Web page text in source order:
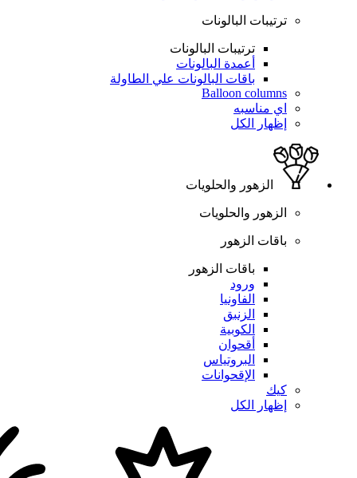
ترتيبات البالونات
ترتيبات البالونات
أعمدة البالونات
باقات البالونات علي الطاولة
Balloon columns
اي مناسبه
إظهار الكل
الزهور والحلويات
الزهور والحلويات
باقات الزهور
باقات الزهور
ورود
الفاونيا
الزنبق
الكوبية
أقحوان
البروتياس
الإقحوانات
كيك
إظهار الكل